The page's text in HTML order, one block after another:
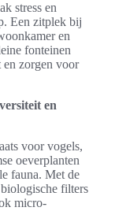
stress en
Een zitplek bij
en
fonteinen
en zorgen voor
en
voor vogels,
oeverplanten
fauna. Met de
filters
micro-